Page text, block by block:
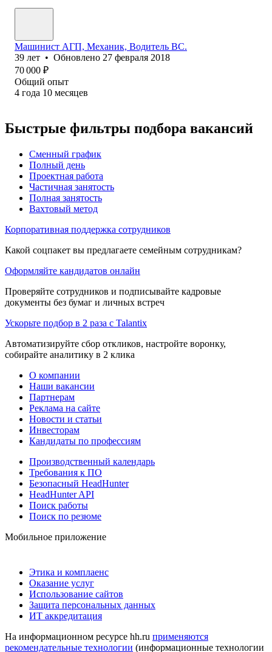
Машинист АГП, Механик, Водитель ВС.
39 лет • Обновлено 27 февраля 2018
70 000 ₽
Общий опыт
4 года 10 месяцев
Быстрые фильтры подбора вакансий
Сменный график
Полный день
Проектная работа
Частичная занятость
Полная занятость
Вахтовый метод
Корпоративная поддержка сотрудников
Какой соцпакет вы предлагаете семейным сотрудникам?
Оформляйте кандидатов онлайн
Проверяйте сотрудников и подписывайте кадровые
документы без бумаг и личных встреч
Ускорьте подбор в 2 раза с Talantix
Автоматизируйте сбор откликов, настройте воронку,
собирайте аналитику в 2 клика
О компании
Наши вакансии
Партнерам
Реклама на сайте
Новости и статьи
Инвесторам
Кандидаты по профессиям
Производственный календарь
Требования к ПО
Безопасный HeadHunter
HeadHunter API
Поиск работы
Поиск по резюме
Мобильное приложение
Этика и комплаенс
Оказание услуг
Использование сайтов
Защита персональных данных
ИТ аккредитация
На информационном ресурсе hh.ru применяются
рекомендательные технологии (информационные технологии